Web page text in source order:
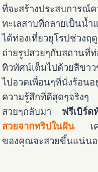
ที่จะสร้างประสบการณ์
ทะเลสาบที่กลายเป็นน้
ได้ท่องเที่ยวยุโรปช่วง
ถ่ายรูปสวยๆกับสถานที่
ทิวทัศน์เต็มไปด้วยสีขา
ไปอวดเพื่อนๆที่นั่งร้อน
ความรู้สึกที่ดีสุดๆจริงๆ
สวยๆกลับมา ฟรีเบิร์ด
สวยจากทริปในฝัน เค
ของคุณจะสวยขึ้นแน่น